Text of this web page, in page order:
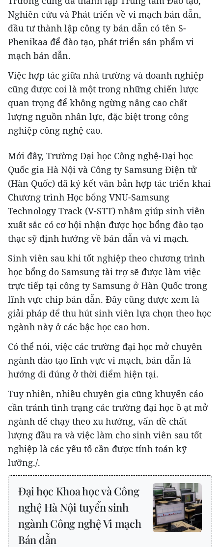
Nghiên cứu và Phát triển về vi mạch bán dẫn,
đầu tư thành lập công ty bán dẫn có tên S-
Phenikaa để đào tạo, phát triển sản phẩm vi
mạch bán dẫn.
Việc hợp tác giữa nhà trường và doanh nghiệp
cũng được coi là một trong những chiến lược
quan trọng để không ngừng nâng cao chất
lượng nguồn nhân lực, đặc biệt trong công
nghiệp công nghệ cao.
Mới đây, Trường Đại học Công nghệ-Đại học
Quốc gia Hà Nội và Công ty Samsung Điện tử
(Hàn Quốc) đã ký kết văn bản hợp tác triển khai
Chương trình Học bổng VNU-Samsung
Technology Track (V-STT) nhằm giúp sinh viên
xuất sắc có cơ hội nhận được học bổng đào tạo
thạc sỹ định hướng về bán dẫn và vi mạch.
Sinh viên sau khi tốt nghiệp theo chương trình
học bổng do Samsung tài trợ sẽ được làm việc
trực tiếp tại công ty Samsung ở Hàn Quốc trong
lĩnh vực chip bán dẫn. Đây cũng được xem là
giải pháp để thu hút sinh viên lựa chọn theo học
ngành này ở các bậc học cao hơn.
Có thể nói, việc các trường đại học mở chuyên
ngành đào tạo lĩnh vực vi mạch, bán dẫn là
hướng đi đúng ở thời điểm hiện tại.
Tuy nhiên, nhiều chuyên gia cũng khuyến cáo
cần tránh tình trạng các trường đại học ồ ạt mở
ngành để chạy theo xu hướng, vấn đề chất
lượng đầu ra và việc làm cho sinh viên sau tốt
nghiệp là các yếu tố cần được tính toán kỹ
lưỡng./.
Đại học Khoa học và Công
nghệ Hà Nội tuyển sinh
ngành Công nghệ Vi mạch
Bán dẫn